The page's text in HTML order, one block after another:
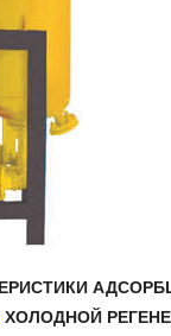
ХОЛОДНОЙ